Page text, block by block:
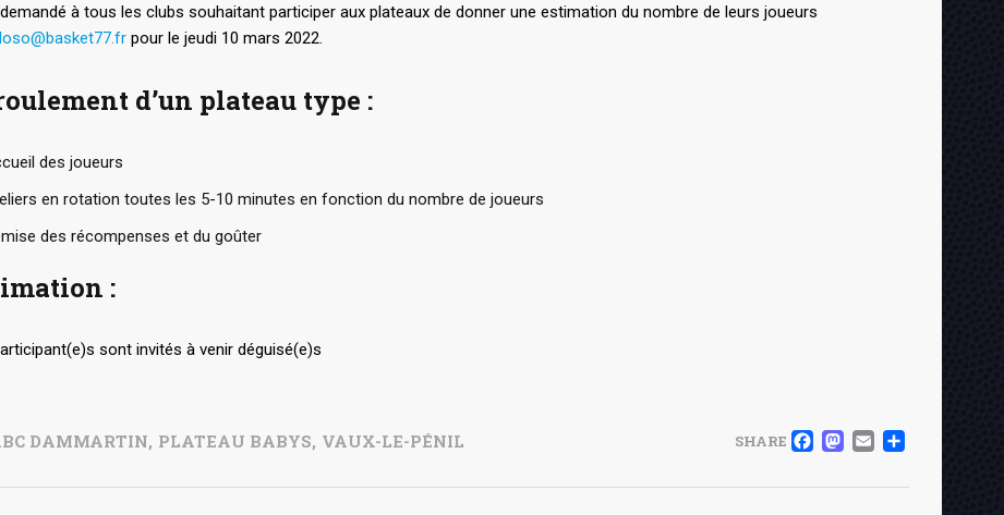
à tous les clubs souhaitant participer aux plateaux de donner une estimation du nombre de leurs joueurs
pour le jeudi 10 mars 2022.
d’un plateau type :
des joueurs
en rotation toutes les 5-10 minutes en fonction du nombre de joueurs
des récompenses et du goûter
:
sont invités à venir déguisé(e)s
DAMMARTIN, PLATEAU BABYS, VAUX-LE-PÉNIL SHARE FACEBOOK
EMAIL